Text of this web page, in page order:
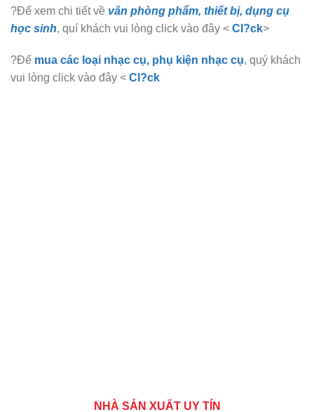
?Để xem chi tiết về văn phòng phẩm, thiết bị, dụng cụ
học sinh, quí khách vui lòng click vào đây < Cl?ck>
?Để mua các loại nhạc cụ, phụ kiện nhạc cụ, quý khách
vui lòng click vào đây < Cl?ck
NHÀ SẢN XUẤT UY TÍN